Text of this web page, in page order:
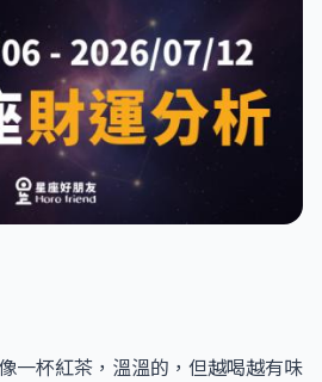
一杯紅茶，溫溫的，但越喝越有味